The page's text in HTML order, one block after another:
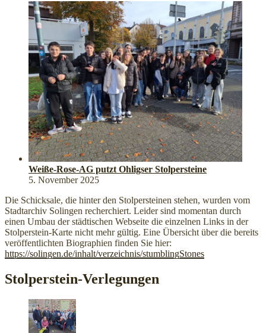
Weiße-Rose-AG putzt Ohligser Stolpersteine
5. November 2025
Die Schicksale, die hinter den Stolpersteinen stehen, wurden vom
Stadtarchiv Solingen recherchiert. Leider sind momentan durch
einen Umbau der städtischen Webseite die einzelnen Links in der
Stolperstein-Karte nicht mehr gültig. Eine Übersicht über die bereits
veröffentlichten Biographien finden Sie hier:
https://solingen.de/inhalt/verzeichnis/stumblingStones
Stolperstein-Verlegungen